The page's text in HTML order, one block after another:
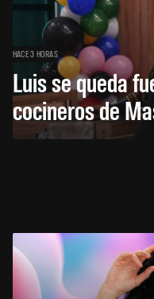
HACE 3 HORAS
Luis se queda
cocineros de